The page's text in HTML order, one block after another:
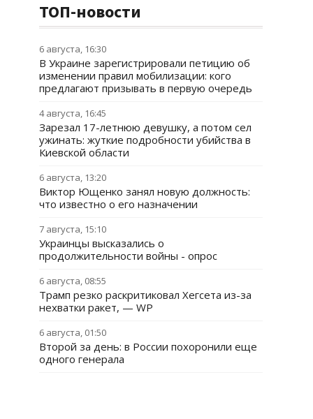
ТОП-новости
6 августа, 16:30
В Украине зарегистрировали петицию об
изменении правил мобилизации: кого
предлагают призывать в первую очередь
4 августа, 16:45
Зарезал 17-летнюю девушку, а потом сел
ужинать: жуткие подробности убийства в
Киевской области
6 августа, 13:20
Виктор Ющенко занял новую должность:
что известно о его назначении
7 августа, 15:10
Украинцы высказались о
продолжительности войны - опрос
6 августа, 08:55
Трамп резко раскритиковал Хегсета из-за
нехватки ракет, — WP
6 августа, 01:50
Второй за день: в России похоронили еще
одного генерала